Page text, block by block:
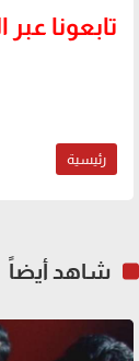
تابعونا
رئيسية
شاهد أيضاً